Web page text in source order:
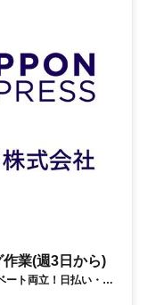
業(週3日から)
ート両立！日払い・週